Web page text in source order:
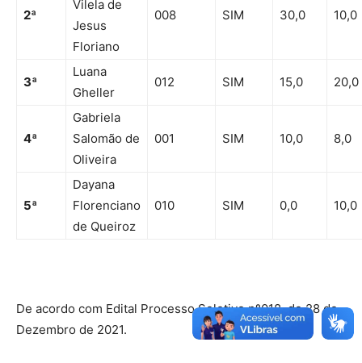
2ª
Vilela de
Jesus
Floriano
008 SIM 30,0 10,0
3ª
Luana
Gheller
012 SIM 15,0 20,0
4ª
Gabriela
Salomão de
Oliveira
001 SIM 10,0 8,0
5ª
Dayana
Florenciano
de Queiroz
010 SIM 0,0 10,0
De acordo com Edital Processo Seletivo nº018, de 28 de
Dezembro de 2021.